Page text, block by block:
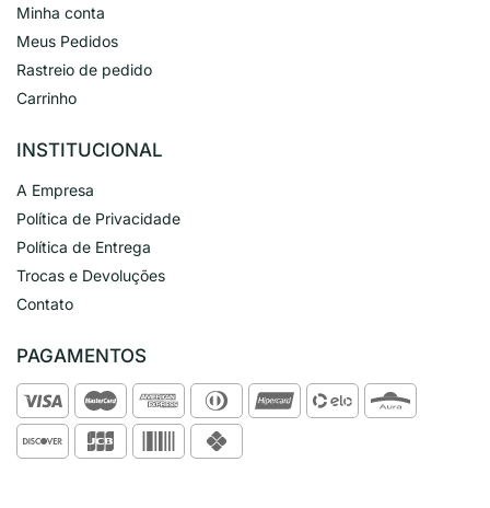
Minha conta
Meus Pedidos
Rastreio de pedido
Carrinho
INSTITUCIONAL
A Empresa
Política de Privacidade
Política de Entrega
Trocas e Devoluções
Contato
PAGAMENTOS